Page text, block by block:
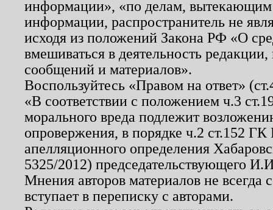
информации», «по делам, вытекающим
информации, распространитель не
исходя из положений Закона РФ «О
вмешиваться в деятельность
сообщений и материалов».
Воспользуйтесь «Правом на ответ»
«В соответствии с положением ч.3
морального вреда подлежит
опровержения, в порядке ч.2 ст.152
апелляционного определения
5325/2012) председательствующего
Мнения авторов материалов не
вступает в переписку с авторами.